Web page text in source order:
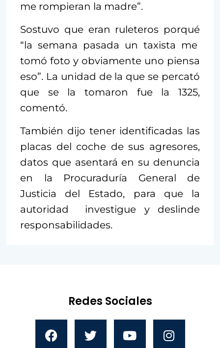
me rompieran la madre”.
Sostuvo que eran ruleteros porqué
“la semana pasada un taxista me
tomó foto y obviamente uno piensa
eso”. La unidad de la que se percató
que se la tomaron fue la 1325,
comentó.
También dijo tener identificadas las
placas del coche de sus agresores,
datos que asentará en su denuncia
en la Procuraduría General de
Justicia del Estado, para que la
autoridad investigue y deslinde
responsabilidades.
Redes Sociales